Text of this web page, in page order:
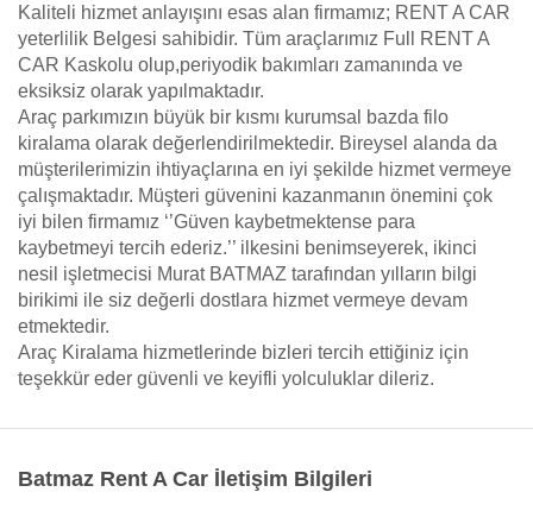
Kaliteli hizmet anlayışını esas alan firmamız; RENT A CAR
yeterlilik Belgesi sahibidir. Tüm araçlarımız Full RENT A
CAR Kaskolu olup,periyodik bakımları zamanında ve
eksiksiz olarak yapılmaktadır.
Araç parkımızın büyük bir kısmı kurumsal bazda filo
kiralama olarak değerlendirilmektedir. Bireysel alanda da
müşterilerimizin ihtiyaçlarına en iyi şekilde hizmet vermeye
çalışmaktadır. Müşteri güvenini kazanmanın önemini çok
iyi bilen firmamız ‘’Güven kaybetmektense para
kaybetmeyi tercih ederiz.’’ ilkesini benimseyerek, ikinci
nesil işletmecisi Murat BATMAZ tarafından yılların bilgi
birikimi ile siz değerli dostlara hizmet vermeye devam
etmektedir.
Araç Kiralama hizmetlerinde bizleri tercih ettiğiniz için
teşekkür eder güvenli ve keyifli yolculuklar dileriz.
Batmaz Rent A Car İletişim Bilgileri